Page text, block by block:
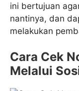
ini bertujuan
nantinya, dan
melakukan
Cara Cek
Melalui